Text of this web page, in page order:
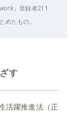
」登録者211
めたもの。
す
活躍推進法（正